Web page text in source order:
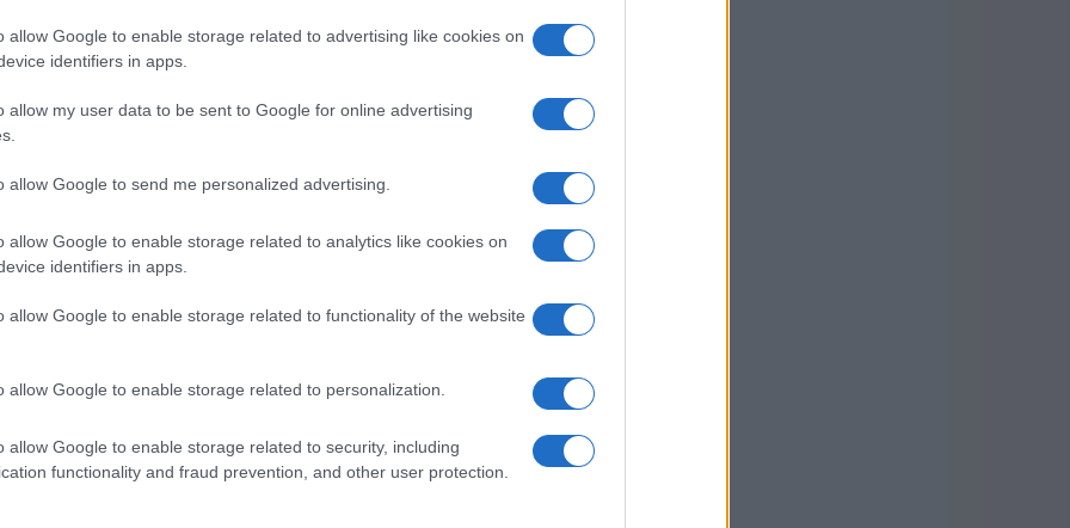
allow Google to enable storage related to advertising like cookies on
identifiers in apps.
allow my user data to be sent to Google for online advertising
allow Google to send me personalized advertising.
allow Google to enable storage related to analytics like cookies on
identifiers in apps.
allow Google to enable storage related to functionality of the website
allow Google to enable storage related to personalization.
allow Google to enable storage related to security, including
functionality and fraud prevention, and other user protection.
tanto che i fan sperano in un colpo di
nel mondo dello spettacolo, le cose
Ti sei mai chiesto se i gossip hanno sempre
e Clara hanno scatenato una vera e
e un esercito di follower pronti a sognare
potrebbe aver già trovato un’altra musa
non ama un buon colpo di scena in una storia
casuale o qualcosa di
di Elisabetta Gregoraci, l’ex moglie di